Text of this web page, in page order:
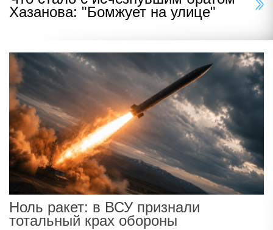
Хазанова: "Бомжует на улице"
Ноль ракет: в ВСУ признали
тотальный крах обороны